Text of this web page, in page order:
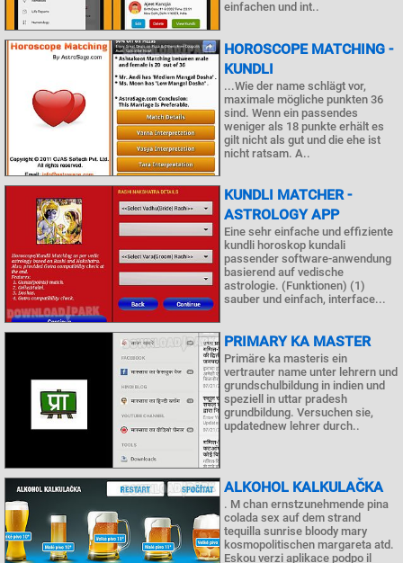
einfachen und int..
HOROSCOPE MATCHING -
KUNDLI
...Wie der name schlägt vor,
maximale mögliche punkten 36
sind. Wenn ein passendes
weniger als 18 punkte erhält es
gilt nicht als gut und die ehe ist
nicht ratsam. A..
KUNDLI MATCHER -
ASTROLOGY APP
Eine sehr einfache und effiziente
kundli horoskop kundali
passender software-anwendung
basierend auf vedische
astrologie. (Funktionen) (1)
sauber und einfach, interface...
PRIMARY KA MASTER
Primäre ka masteris ein
vertrauter name unter lehrern und
grundschulbildung in indien und
speziell in uttar pradesh
grundbildung. Versuchen sie,
updatednew lehrer durch..
ALKOHOL KALKULAČKA
. M chan ernstzunehmende pina
colada sex auf dem strand
tequilla sunrise bloody mary
kosmopolitischen margareta atd.
Eskou verzi aplikace podpo il